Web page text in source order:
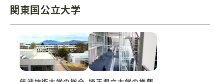
関東国公立大学